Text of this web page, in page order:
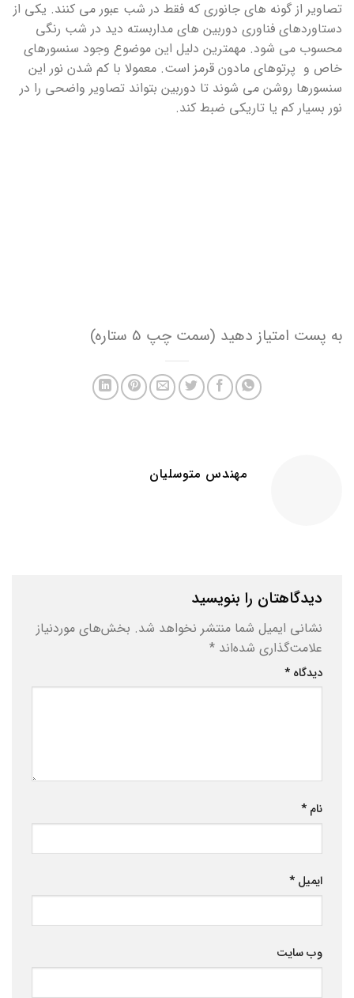
تصاویر از گونه های جانوری که فقط در شب عبور می کنند. یکی از
دستاوردهای فناوری دوربین های مداربسته دید در شب رنگی
محسوب می شود. مهمترین دلیل این موضوع وجود سنسورهای
خاص و پرتوهای مادون قرمز است. معمولا با کم شدن نور این
سنسورها روشن می شوند تا دوربین بتواند تصاویر واضحی را در
نور بسیار کم یا تاریکی ضبط کند.
به پست امتیاز دهید (سمت چپ 5 ستاره)
مهندس متوسلیان
دیدگاهتان را بنویسید
نشانی ایمیل شما منتشر نخواهد شد. بخش‌های موردنیاز
علامت‌گذاری شده‌اند *
دیدگاه *
نام *
ایمیل *
وب‌ سایت